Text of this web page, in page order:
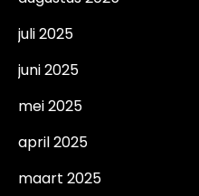
juli 2025
juni 2025
mei 2025
april 2025
maart 2025